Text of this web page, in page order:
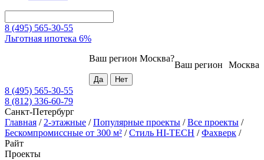
8 (495) 565-30-55
Льготная ипотека 6%
Москва
Ваш регион
Ваш регион Москва?
8 (495) 565-30-55
8 (812) 336-60-79
Санкт-Петербург
Главная / 2-этажные /Популярные проекты /Все проекты /
Бескомпромиссные от 300 м² /Стиль HI-TECH /Фахверк /
Райт
Проекты